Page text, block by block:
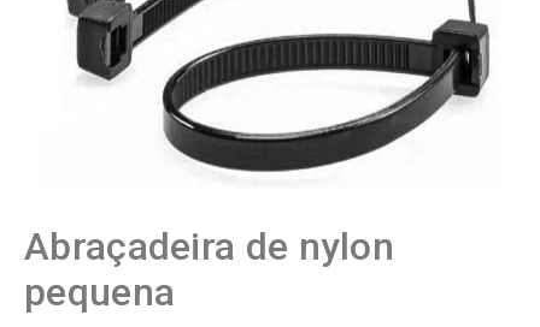
Abraçadeira de nylon
pequena